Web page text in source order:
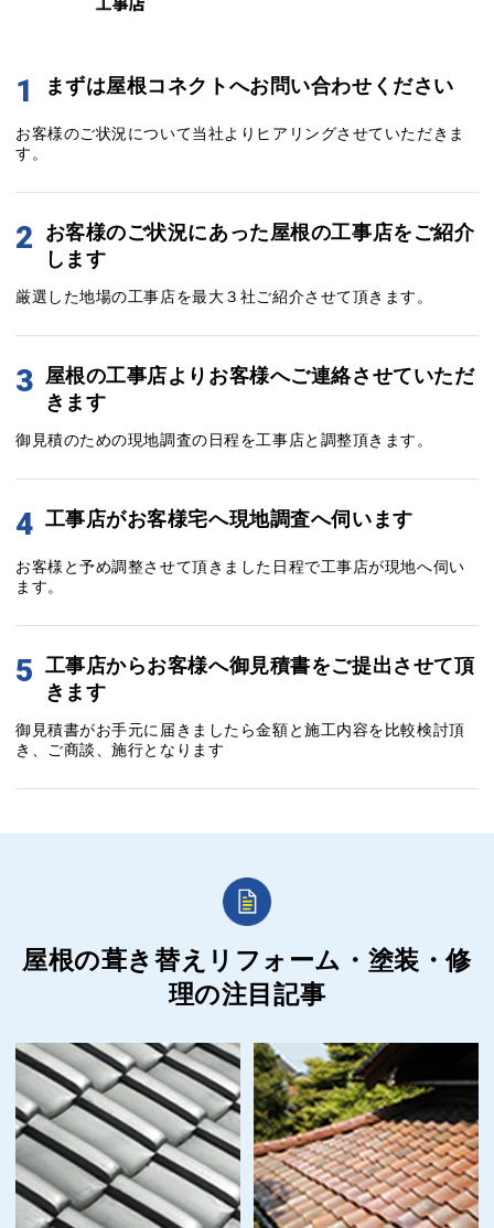
1 まずは屋根コネクトへお問い合わせください
お客様のご状況について当社よりヒアリングさせていただきま
す。
2
お客様のご状況にあった屋根の工事店をご紹介
します
厳選した地場の工事店を最大３社ご紹介させて頂きます。
3 屋根の工事店よりお客様へご連絡させていただ
きます
御見積のための現地調査の日程を工事店と調整頂きます。
4 工事店がお客様宅へ現地調査へ伺います
お客様と予め調整させて頂きました日程で工事店が現地へ伺い
ます。
5 工事店からお客様へ御見積書をご提出させて頂
きます
御見積書がお手元に届きましたら金額と施工内容を比較検討頂
き、ご商談、施行となります
屋根の葺き替えリフォーム・塗装・修
理の注目記事